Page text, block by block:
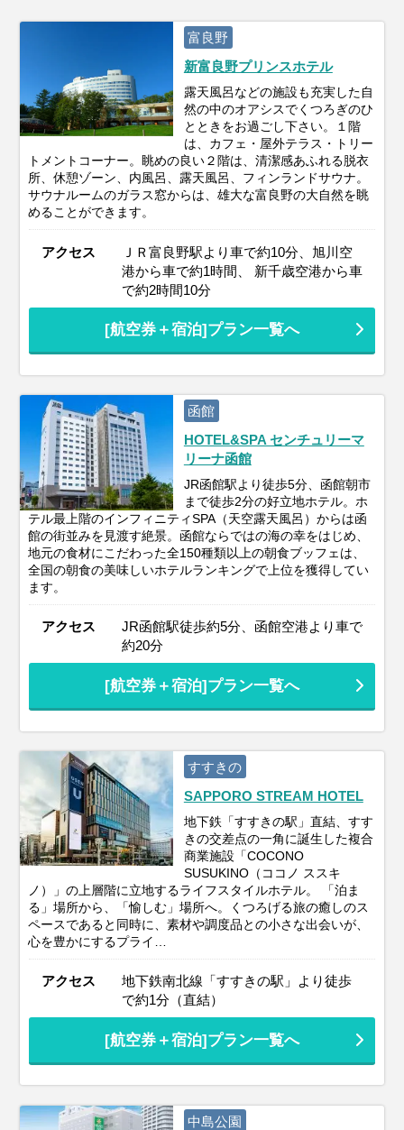
富良野
新富良野プリンスホテル
露天風呂などの施設も充実した自
然の中のオアシスでくつろぎのひ
とときをお過ごし下さい。１階
は、カフェ・屋外テラス・トリー
トメントコーナー。眺めの良い２階は、清潔感あふれる脱衣
所、休憩ゾーン、内風呂、露天風呂、フィンランドサウナ。
サウナルームのガラス窓からは、雄大な富良野の大自然を眺
めることができます。
アクセス
ＪＲ富良野駅より車で約10分、旭川空
港から車で約1時間、 新千歳空港から車
で約2時間10分
[航空券＋宿泊]プラン一覧へ
函館
HOTEL&SPA センチュリーマ
リーナ函館
JR函館駅より徒歩5分、函館朝市
まで徒歩2分の好立地ホテル。ホ
テル最上階のインフィニティSPA（天空露天風呂）からは函
館の街並みを見渡す絶景。函館ならではの海の幸をはじめ、
地元の食材にこだわった全150種類以上の朝食ブッフェは、
全国の朝食の美味しいホテルランキングで上位を獲得してい
ます。
アクセス
JR函館駅徒歩約5分、函館空港より車で
約20分
[航空券＋宿泊]プラン一覧へ
すすきの
SAPPORO STREAM HOTEL
地下鉄「すすきの駅」直結、すす
きの交差点の一角に誕生した複合
商業施設「COCONO
SUSUKINO（ココノ ススキ
ノ）」の上層階に立地するライフスタイルホテル。 「泊ま
る」場所から、「愉しむ」場所へ。くつろげる旅の癒しのス
ペースであると同時に、素材や調度品との小さな出会いが、
心を豊かにするプライ…
アクセス
地下鉄南北線「すすきの駅」より徒歩
で約1分（直結）
[航空券＋宿泊]プラン一覧へ
中島公園